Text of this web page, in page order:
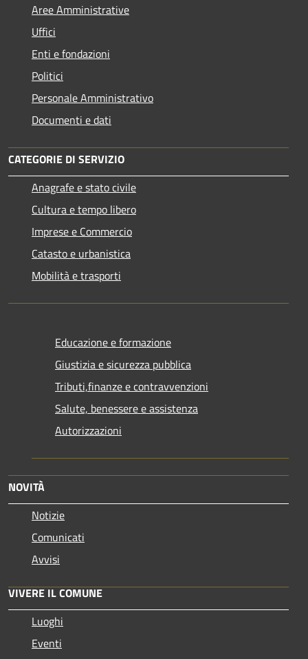
Aree Amministrative
Uffici
Enti e fondazioni
Politici
Personale Amministrativo
Documenti e dati
CATEGORIE DI SERVIZIO
Anagrafe e stato civile
Cultura e tempo libero
Imprese e Commercio
Catasto e urbanistica
Mobilità e trasporti
Educazione e formazione
Giustizia e sicurezza pubblica
Tributi,finanze e contravvenzioni
Salute, benessere e assistenza
Autorizzazioni
NOVITÀ
Notizie
Comunicati
Avvisi
VIVERE IL COMUNE
Luoghi
Eventi